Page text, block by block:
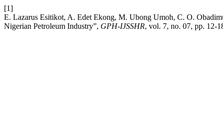
[1]
E. Lazarus Esitikot, A. Edet Ekong, M. Ubong Umoh, C. O.
Nigerian Petroleum Industry”, GPH-IJSSHR, vol. 7, no. 07, pp. 12-